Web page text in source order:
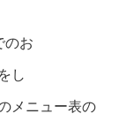
のお
し
メニュー表の